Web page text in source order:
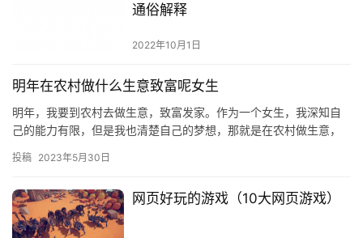
通俗解释
2022年10月1日
明年在农村做什么生意致富呢女生
明年，我要到农村去做生意，致富发家。作为一个女生，我深知自
己的能力有限，但是我也清楚自己的梦想，那就是在农村做生意，
农村做…
投稿 2023年5月30日
网页好玩的游戏（10大网页游戏）